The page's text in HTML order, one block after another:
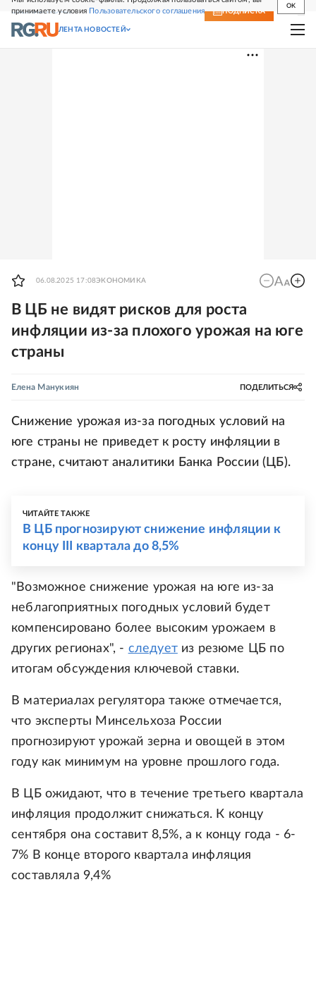
принимаете условия Пользовательского соглашения
OK
СВЕЖИЙ НОМЕР ПОДПИСКА
ЛЕНТА НОВОСТЕЙ
06.08.2025 17:08ЭКОНОМИКА
В ЦБ не видят рисков для роста
инфляции из-за плохого урожая на юге
страны
Елена Манукиян ПОДЕЛИТЬСЯ
Снижение урожая из-за погодных условий на
юге страны не приведет к росту инфляции в
стране, считают аналитики Банка России (ЦБ).
ЧИТАЙТЕ ТАКЖЕ
В ЦБ прогнозируют снижение инфляции к
концу III квартала до 8,5%
"Возможное снижение урожая на юге из-за
неблагоприятных погодных условий будет
компенсировано более высоким урожаем в
других регионах", - следуетиз резюме ЦБ по
итогам обсуждения ключевой ставки.
В материалах регулятора также отмечается,
что эксперты Минсельхоза России
прогнозируют урожай зерна и овощей в этом
году как минимум на уровне прошлого года.
В ЦБ ожидают, что в течение третьего квартала
инфляция продолжит снижаться. К концу
сентября она составит 8,5%, а к концу года - 6-
7% В конце второго квартала инфляция
составляла 9,4%